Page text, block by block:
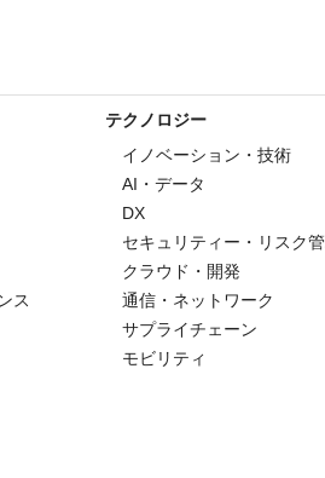
ス
テクノロジー
イノベーション・技術
AI・データ
DX
セキュリティー・リスク
クラウド・開発
通信・ネットワーク
サプライチェーン
モビリティ